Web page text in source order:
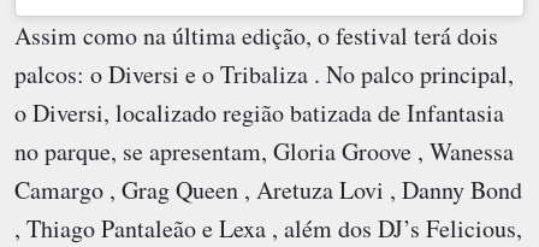
Assim como na última edição, o festival terá dois
palcos: o Diversi e o Tribaliza . No palco principal,
o Diversi, localizado região batizada de Infantasia
no parque, se apresentam, Gloria Groove , Wanessa
Camargo , Grag Queen , Aretuza Lovi , Danny Bond
, Thiago Pantaleão e Lexa , além dos DJ’s Felicious,